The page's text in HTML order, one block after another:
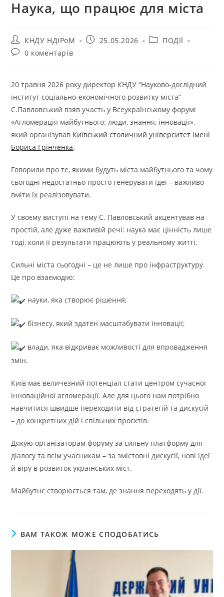
Наука, що працює для міста
КНДУ НДІРоМ 25.05.2026
ПОДІЇ
0 коментарів
20 травня 2026 року директор КНДУ “Науково-дослідний
інститут соціально-економічного розвитку міста”
С.Павловський взяв участь у Всеукраїнському форумі
«Агломерація майбутнього: люди, знання, інновації»,
який організував Київський столичний університет імені
Бориса Грінченка.
Говорили про те, якими будуть міста майбутнього та чому
сьогодні недостатньо просто генерувати ідеї – важливо
вміти їх реалізовувати.
У своєму виступі на тему С. Павловський акцентував на
простій, але дуже важливій речі: наука має цінність лише
тоді, коли її результати працюють у реальному житті.
Сильні міста сьогодні – це не лише про інфраструктуру.
Це про взаємодію:
науки, яка створює рішення;
бізнесу, який здатен масштабувати інновації;
влади, яка відкриває можливості для впровадження
змін.
Київ має величезний потенціал стати центром сучасної
інноваційної агломерації. Але для цього нам потрібно
навчитися швидше переходити від стратегій та дискусій
– до конкретних дій і спільних проєктів.
Дякую організаторам форуму за сильну платформу для
діалогу та всім учасникам – за змістовні дискусії, нові ідеї
й віру в розвиток українських міст.
Майбутнє створюється там, де знання переходять у дії.
ВАМ ТАКОЖ МОЖЕ СПОДОБАТИСЬ